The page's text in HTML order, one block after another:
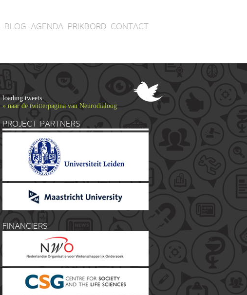
BLOG AGENDA PRIKBORD CONTACT
loading tweets
» naar de twitterpagina van Neurodialoog
PROJECT PARTNERS
FINANCIERS